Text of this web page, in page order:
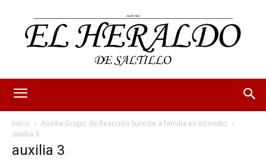
Inicio
Auxilia Grupo de Reacción Sureste a familia en incendio
auxilia 3
auxilia 3